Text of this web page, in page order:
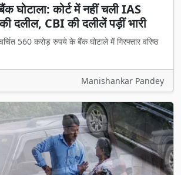
घोटाला: कोर्ट में नहीं चली IAS
दलील, CBI की दलीलें पड़ीं भारी
560 करोड़ रुपये के बैंक घोटाले में गिरफ्तार वरिष्ठ
Manishankar Pandey